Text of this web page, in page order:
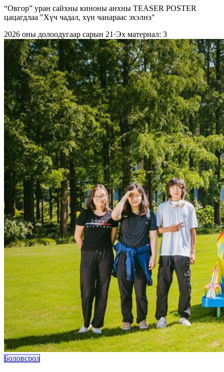
“Овгор” уран сайхны киноны анхны TEASER POSTER
цацагдлаа "Хүч чадал, хүн чанараас эхэлнэ"
2026 оны долоодугаар сарын 21·Эх материал: 3
Боловсрол